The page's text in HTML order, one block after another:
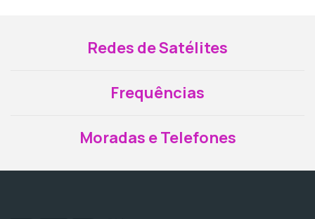
Redes de Satélites
Frequências
Moradas e Telefones